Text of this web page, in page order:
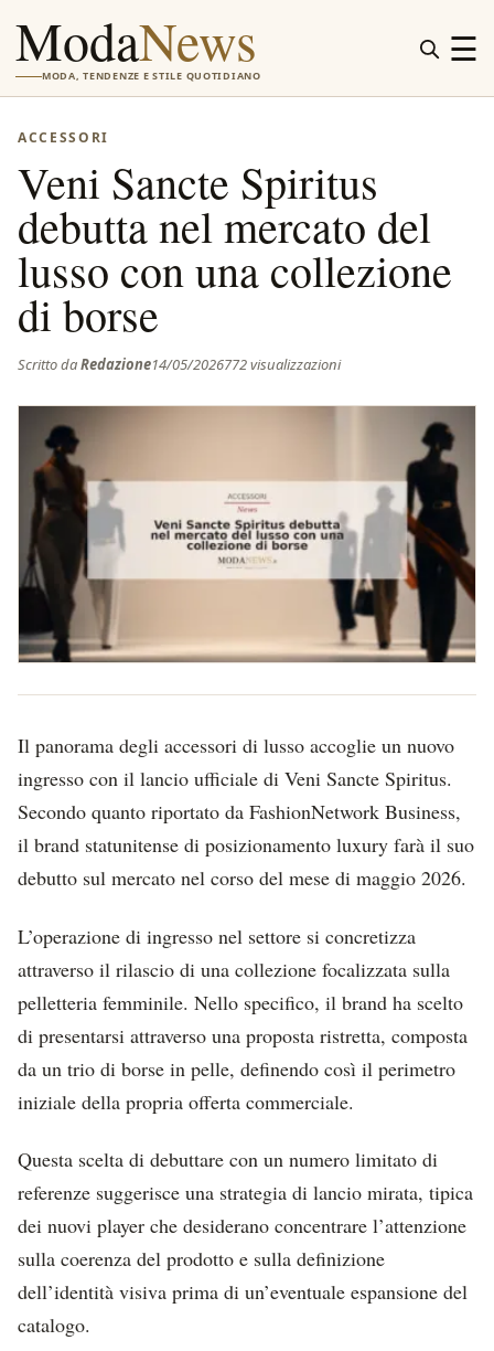
ModaNews
MODA, TENDENZE E STILE QUOTIDIANO
☰
ACCESSORI
Veni Sancte Spiritus
debutta nel mercato del
lusso con una collezione
di borse
Scritto daRedazione14/05/2026772 visualizzazioni
Il panorama degli accessori di lusso accoglie un nuovo
ingresso con il lancio ufficiale di Veni Sancte Spiritus.
Secondo quanto riportato da FashionNetwork Business,
il brand statunitense di posizionamento luxury farà il suo
debutto sul mercato nel corso del mese di maggio 2026.
L’operazione di ingresso nel settore si concretizza
attraverso il rilascio di una collezione focalizzata sulla
pelletteria femminile. Nello specifico, il brand ha scelto
di presentarsi attraverso una proposta ristretta, composta
da un trio di borse in pelle, definendo così il perimetro
iniziale della propria offerta commerciale.
Questa scelta di debuttare con un numero limitato di
referenze suggerisce una strategia di lancio mirata, tipica
dei nuovi player che desiderano concentrare l’attenzione
sulla coerenza del prodotto e sulla definizione
dell’identità visiva prima di un’eventuale espansione del
catalogo.